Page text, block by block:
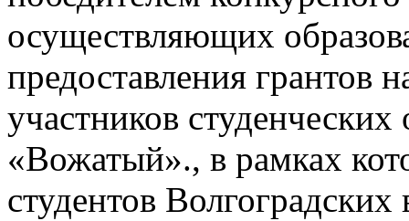
осуществляющих
предоставления грантов
участников
«Вожатый»., в рамках
студентов Волгоградских